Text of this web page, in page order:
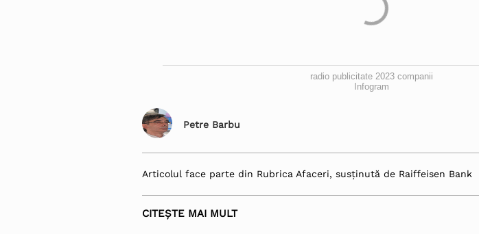
radio publicitate 2023 companii
Infogram
Petre Barbu
Articolul face parte din Rubrica Afaceri, susținută de Raiffeisen Bank
CITEȘTE MAI MULT